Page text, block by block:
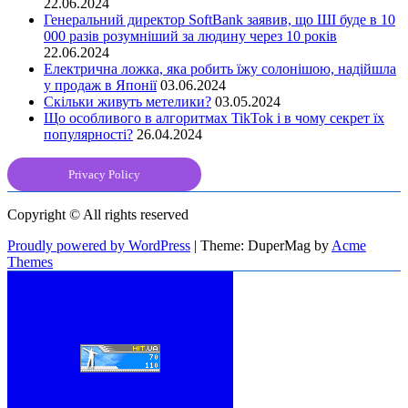
22.06.2024
Генеральний директор SoftBank заявив, що ШІ буде в 10
000 разів розумніший за людину через 10 років
22.06.2024
Електрична ложка, яка робить їжу солонішою, надійшла
у продаж в Японії 03.06.2024
Скільки живуть метелики? 03.05.2024
Що особливого в алгоритмах TikTok і в чому секрет їх
популярності? 26.04.2024
Privacy Policy
Copyright © All rights reserved
Proudly powered by WordPress | Theme: DuperMag by Acme
Themes